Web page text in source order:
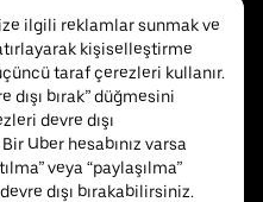
ilgili reklamlar sunmak ve
kişiselleştirme
taraf çerezleri kullanır.
dışı bırak” düğmesini
devre dışı
Uber hesabınız varsa
veya “paylaşılma”
devre dışı bırakabilirsiniz.